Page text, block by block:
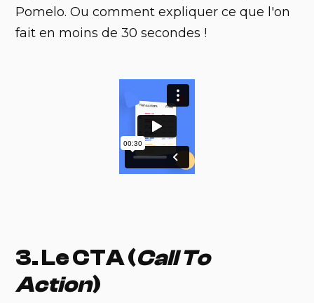
Pomelo. Ou comment expliquer ce que l'on
fait en moins de 30 secondes !
3. Le CTA (Call To
Action)